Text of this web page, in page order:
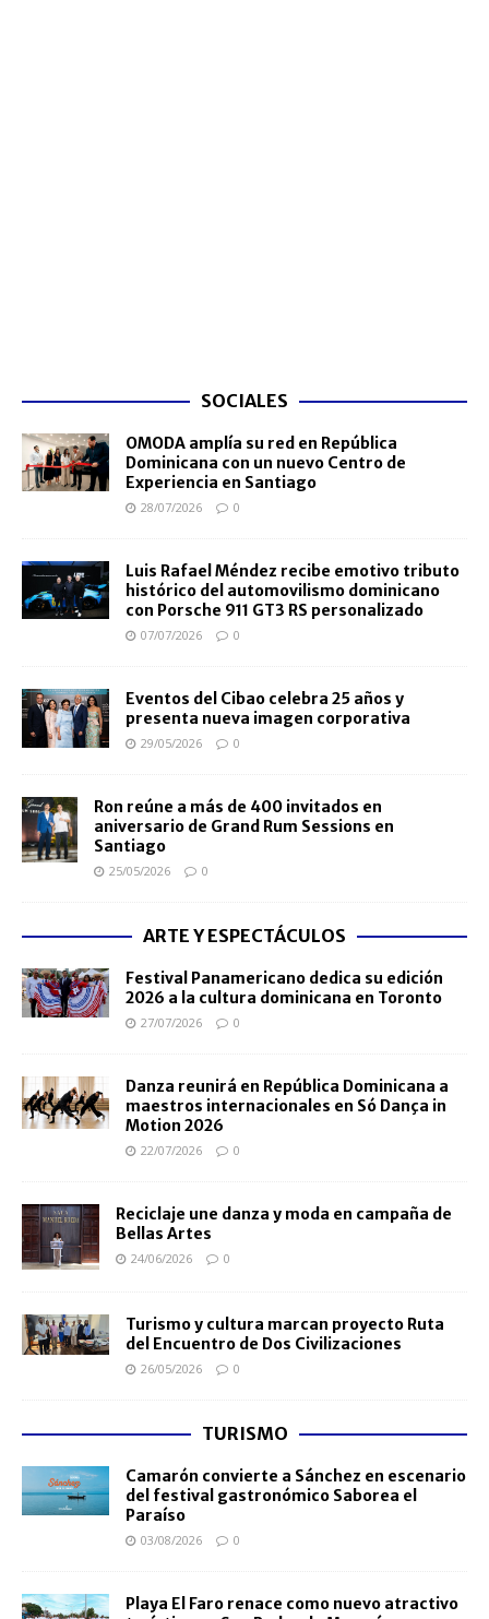
SOCIALES
OMODA amplía su red en República
Dominicana con un nuevo Centro de
Experiencia en Santiago
28/07/2026 0
Luis Rafael Méndez recibe emotivo tributo
histórico del automovilismo dominicano
con Porsche 911 GT3 RS personalizado
07/07/2026 0
Eventos del Cibao celebra 25 años y
presenta nueva imagen corporativa
29/05/2026 0
Ron reúne a más de 400 invitados en
aniversario de Grand Rum Sessions en
Santiago
25/05/2026 0
ARTE Y ESPECTÁCULOS
Festival Panamericano dedica su edición
2026 a la cultura dominicana en Toronto
27/07/2026 0
Danza reunirá en República Dominicana a
maestros internacionales en Só Dança in
Motion 2026
22/07/2026 0
Reciclaje une danza y moda en campaña de
Bellas Artes
24/06/2026 0
Turismo y cultura marcan proyecto Ruta
del Encuentro de Dos Civilizaciones
26/05/2026 0
TURISMO
Camarón convierte a Sánchez en escenario
del festival gastronómico Saborea el
Paraíso
03/08/2026 0
Playa El Faro renace como nuevo atractivo